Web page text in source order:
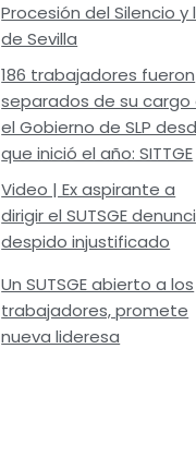
Procesión del Silencio y
de Sevilla
186 trabajadores fueron
separados de su cargo
el Gobierno de SLP
que inició el año: SITTGE
Video | Ex aspirante a
dirigir el SUTSGE
despido injustificado
Un SUTSGE abierto a los
trabajadores, promete
nueva lideresa